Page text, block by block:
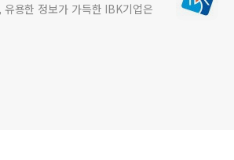
용한 정보가 가득한 IBK기업은